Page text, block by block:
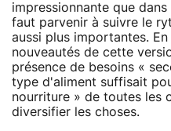
impressionnante que
faut parvenir à suivre le
aussi plus importantes.
nouveautés de cette
présence de besoins «
type d'aliment suffisait
nourriture » de toutes les
diversifier les choses.